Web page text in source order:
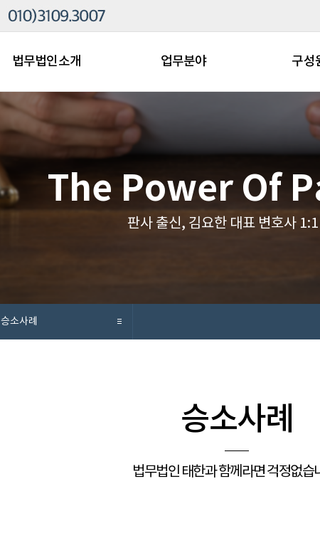
법무법인소개 업무분야 구성
The Power Of
판사 출신, 김요한 대표 변호사
승소사례
승소사례
법무법인 태한과 함께라면 걱정없습